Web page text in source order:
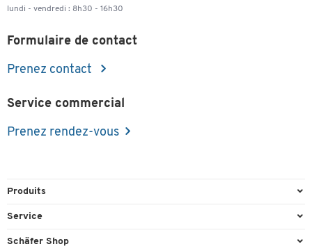
lundi - vendredi : 8h30 - 16h30
Formulaire de contact
Prenez contact
Service commercial
Prenez rendez-vous
Produits
Emballage et expédition
Service
Aperçu des n° de tél.
Schäfer Shop